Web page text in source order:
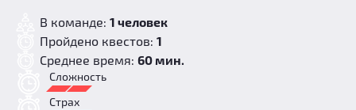
В команде: 1 человек
Пройдено квестов: 1
Среднее время: 60 мин.
Сложность
Страх